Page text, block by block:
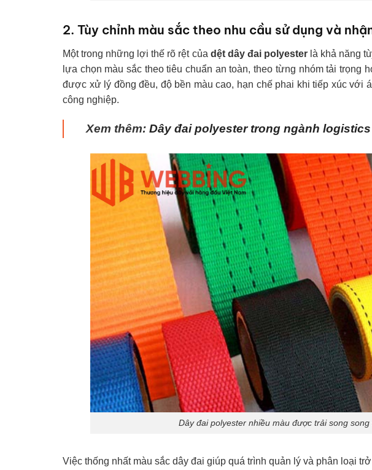
2. Tùy chỉnh màu sắc theo nhu cầu sử dụng và
Một trong những lợi thế rõ rệt của dệt dây đai polyesterlà khả năng
lựa chọn màu sắc theo tiêu chuẩn an toàn, theo từng nhóm tải trọng
được xử lý đồng đều, độ bền màu cao, hạn chế phai khi tiếp xúc với
công nghiệp.
Xem thêm: Dây đai polyester trong ngành logistics
Dây đai polyester nhiều màu được trải song
Việc thống nhất màu sắc dây đai giúp quá trình quản lý và phân loại